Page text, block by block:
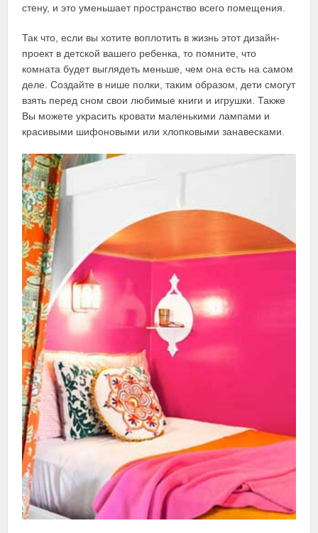
стену, и это уменьшает пространство всего помещения.
Так что, если вы хотите воплотить в жизнь этот дизайн-
проект в детской вашего ребенка, то помните, что
комната будет выглядеть меньше, чем она есть на самом
деле. Создайте в нише полки, таким образом, дети смогут
взять перед сном свои любимые книги и игрушки. Также
Вы можете украсить кровати маленькими лампами и
красивыми шифоновыми или хлопковыми занавесками.